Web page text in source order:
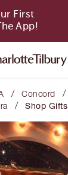
First
App!
/ Concord /
/ Shop Gifts